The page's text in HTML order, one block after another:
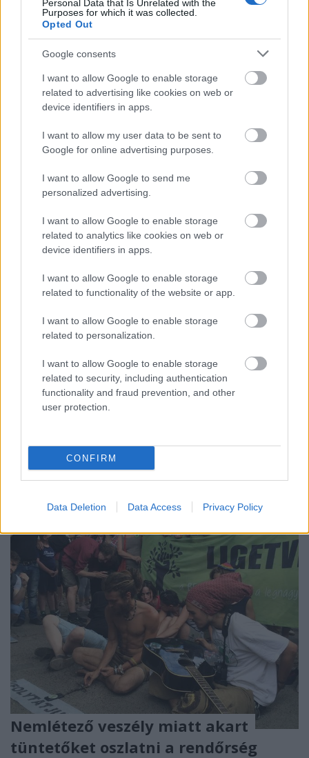
Personal Data that Is Unrelated with the
Purposes for which it was collected.
Opted Out
Google consents
I want to allow Google to enable storage
related to advertising like cookies on web or
device identifiers in apps.
I want to allow my user data to be sent to
Google for online advertising purposes.
I want to allow Google to send me
personalized advertising.
I want to allow Google to enable storage
related to analytics like cookies on web or
device identifiers in apps.
I want to allow Google to enable storage
related to functionality of the website or app.
I want to allow Google to enable storage
related to personalization.
I want to allow Google to enable storage
related to security, including authentication
functionality and fraud prevention, and other
user protection.
CONFIRM
Data Deletion Data Access Privacy Policy
akik hajlamosak saját politikai nézeteik…
Sérti az emberi méltóságot, ha a
rendőrök figyelmeztetés nélkül
alkalmaznak könnygázt egy
tüntetésen
Társaság a Szabadságjogokért
A Független Rendészeti Panasztesület szerint
szabálytalanul járt el a rendőrség, amikor a
“rabszolgatörvény” elfogadása utáni tüntetésen nem
fajta könnygáz, amit a rendőrök békés tüntetőkre is
ráfújtak…
Nemlétező veszély miatt akart
tüntetőket oszlatni a rendőrség